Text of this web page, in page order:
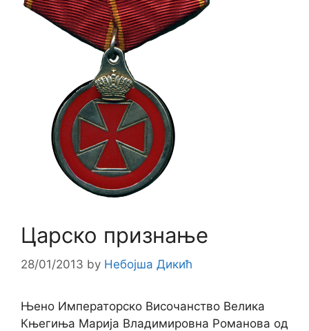
Царско признање
28/01/2013 by Небојша Дикић
Њено Императорско Височанство Велика
Књегиња Марија Владимировна Романова од